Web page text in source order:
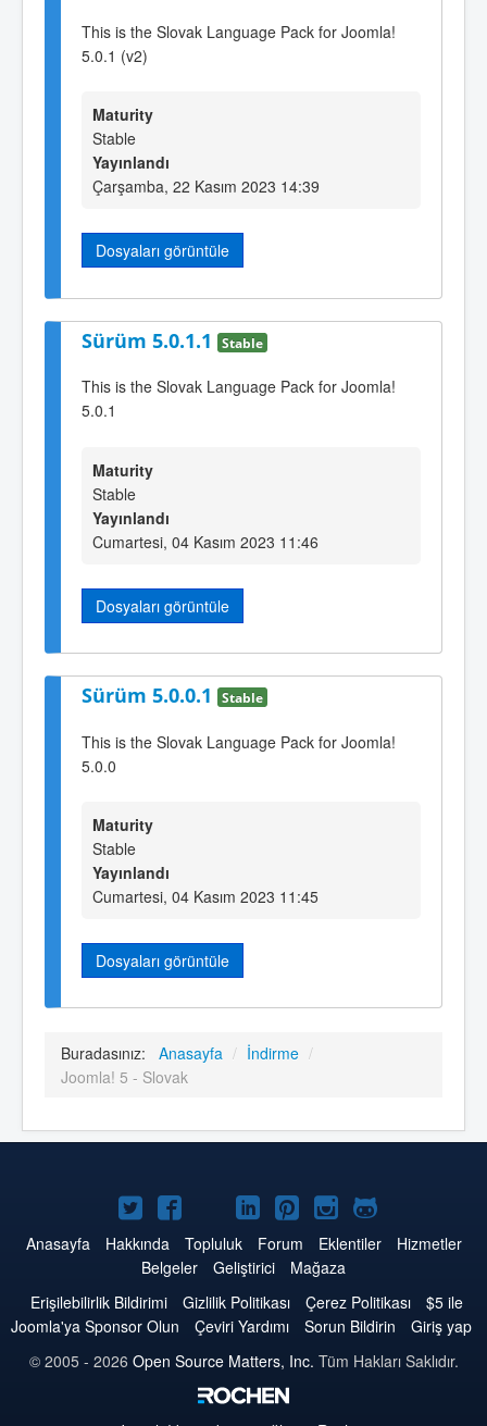
This is the Slovak Language Pack for Joomla!
5.0.1 (v2)
Maturity
Stable
Yayınlandı
Çarşamba, 22 Kasım 2023 14:39
Dosyaları görüntüle
Sürüm 5.0.1.1 Stable
This is the Slovak Language Pack for Joomla!
5.0.1
Maturity
Stable
Yayınlandı
Cumartesi, 04 Kasım 2023 11:46
Dosyaları görüntüle
Sürüm 5.0.0.1 Stable
This is the Slovak Language Pack for Joomla!
5.0.0
Maturity
Stable
Yayınlandı
Cumartesi, 04 Kasım 2023 11:45
Dosyaları görüntüle
Buradasınız: Anasayfa / İndirme /
Joomla! 5 - Slovak
Twitter'da
Joomla
Facebook'da
Joomla
YouTube'da
Joomla
LinkedIn'de
Joomla
Pinterest'de
Joomla
Instagram'da
Joomla
GitHub'da
Joomla
Anasayfa Hakkında Topluluk Forum Eklentiler
Hizmetler
Belgeler
Geliştirici
Mağaza
Erişilebilirlik Bildirimi
Gizlilik Politikası Çerez Politikası
$5 ile
Joomla'ya Sponsor Olun
Çeviri Yardımı Sorun Bildirin
Giriş yap
© 2005 - 2026 Open Source Matters, Inc. Tüm Hakları Saklıdır.